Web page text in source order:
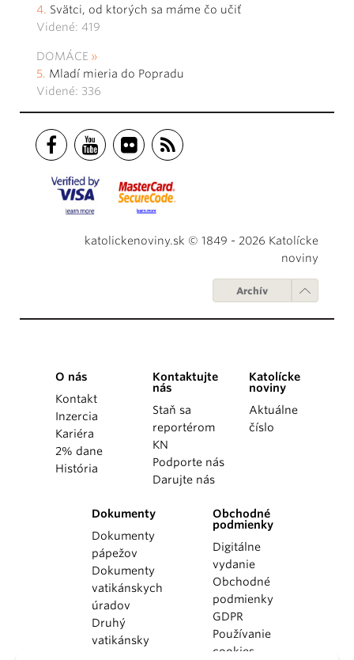
Svätci, od ktorých sa máme čo učiť
Videné: 419
DOMÁCE
Mladí mieria do Popradu
Videné: 336
katolickenoviny.sk © 1849 - 2026 Katolícke
noviny
Archív
O nás
Kontakt
Inzercia
Kariéra
2% dane
História
Kontaktujte
nás
Staň sa
reportérom
KN
Podporte nás
Darujte nás
Katolícke
noviny
Aktuálne
číslo
Dokumenty
Dokumenty
pápežov
Dokumenty
vatikánskych
úradov
Druhý
vatikánsky
Obchodné
podmienky
Digitálne
vydanie
Obchodné
podmienky
GDPR
Používanie
cookies